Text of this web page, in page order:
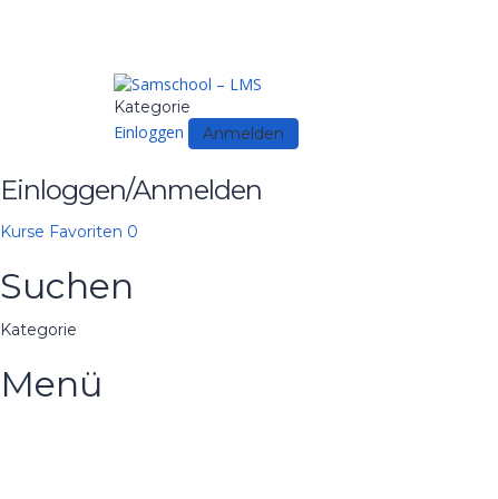
Kategorie
Einloggen Anmelden
Einloggen/Anmelden
Kurse Favoriten 0
Suchen
Kategorie
Menü